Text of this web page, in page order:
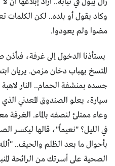
وكاد يقول أو بلده.. لكن الكلمات
مضوا ولم يعودوا.
يستأذنا الدخول إلى غرفة،
المتسخ بهباب دخان مزمن. يريان
جسده بمنشفة الحمام.. النار
سيارة، يعلو الصندوق المعدني
وعاء ممتلئ لنصفه بالماء. الغرفة
في الليل؟ "نعيماً"، قالها ليكسر
بأحوال ما بعد الظلم والحيف..
الصحية على أسرتك من الرائحة